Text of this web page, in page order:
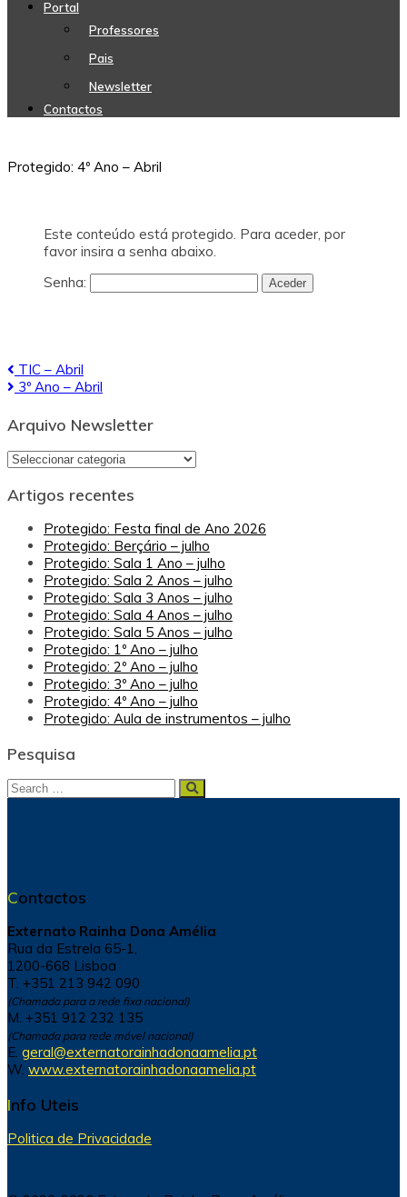
Portal
Professores
Pais
Newsletter
Contactos
Protegido: 4º Ano – Abril
Este conteúdo está protegido. Para aceder, por
favor insira a senha abaixo.
Senha:
Navegação
de
artigos
TIC – Abril
3º Ano – Abril
Arquivo Newsletter
Arquivo
Artigos recentes
Protegido: Festa final de Ano 2026
Protegido: Berçário – julho
Protegido: Sala 1 Ano – julho
Protegido: Sala 2 Anos – julho
Protegido: Sala 3 Anos – julho
Protegido: Sala 4 Anos – julho
Protegido: Sala 5 Anos – julho
Protegido: 1º Ano – julho
Protegido: 2º Ano – julho
Protegido: 3º Ano – julho
Protegido: 4º Ano – julho
Protegido: Aula de instrumentos – julho
Pesquisa
Search
Search
Contactos
Externato Rainha Dona Amélia
Rua da Estrela 65-1,
1200-668 Lisboa
T. +351 213 942 090
(Chamada para a rede fixa nacional)
M. +351 912 232 135
(Chamada para rede móvel nacional)
E. geral@externatorainhadonaamelia.pt
W. www.externatorainhadonaamelia.pt
Info Uteis
Politica de Privacidade